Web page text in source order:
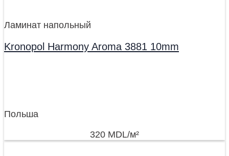
Ламинат напольный
Kronopol Harmony Aroma 3881 10mm
Польша
320 MDL/м²